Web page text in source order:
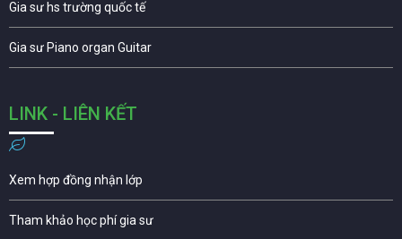
Gia sư hs trường quốc tế
Gia sư Piano organ Guitar
LINK - LIÊN KẾT
Xem hợp đồng nhận lớp
Tham khảo học phí gia sư